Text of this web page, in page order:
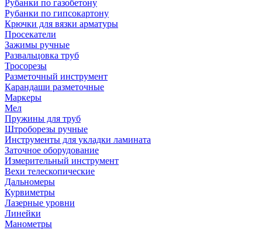
Рубанки по газобетону
Рубанки по гипсокартону
Крючки для вязки арматуры
Просекатели
Зажимы ручные
Развальцовка труб
Тросорезы
Разметочный инструмент
Карандаши разметочные
Маркеры
Мел
Пружины для труб
Штроборезы ручные
Инструменты для укладки ламината
Заточное оборудование
Измерительный инструмент
Вехи телескопические
Дальномеры
Курвиметры
Лазерные уровни
Линейки
Манометры